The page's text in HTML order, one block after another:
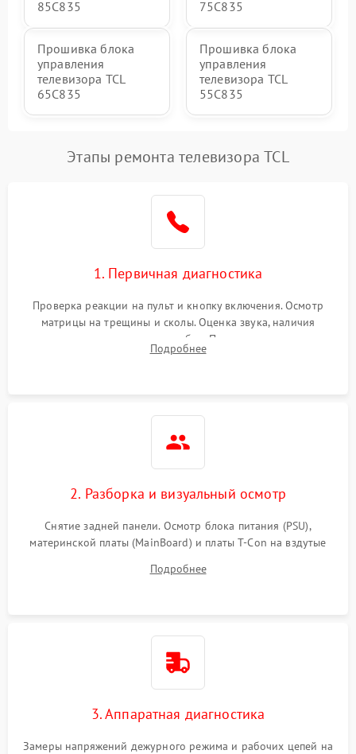
85C835 75C835
Прошивка блока
управления
телевизора TCL
65C835
Прошивка блока
управления
телевизора TCL
55C835
Этапы ремонта телевизора TCL
1. Первичная диагностика
Проверка реакции на пульт и кнопку включения. Осмотр
матрицы на трещины и сколы. Оценка звука, наличия
подсветки и индикаторов ошибок. Подключение тестовых
источников сигнала для выявления симптомов поломки.
Подробнее
2. Разборка и визуальный осмотр
Снятие задней панели. Осмотр блока питания (PSU),
материнской платы (MainBoard) и платы T-Con на вздутые
Проверка надежности фиксации и целостности шлейфов.
Подробнее
3. Аппаратная диагностика
Замеры напряжений дежурного режима и рабочих цепей на